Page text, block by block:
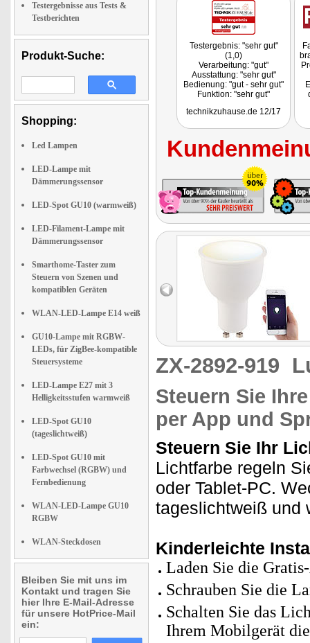
Testergebnisse aus Tests &
Testberichten
Produkt-Suche:
Shopping:
Led Lampen
LED-Lampe mit
Dämmerungssensor
LED-Spot GU10 (warmweiß)
LED-Filament-Lampe mit
Dämmerungssensor
Smarthome-Taster zum
Steuern von Szenen und
kompatiblen Geräten
WLAN-LED-Lampe E14 weiß
GU10-Lampe mit RGBW-
LEDs, für ZigBee-kompatible
Steuersysteme
LED-Lampe E27 mit 3
Helligkeitsstufen warmweiß
LED-Spot GU10
(tageslichtweiß)
LED-Spot GU10 mit
Farbwechsel (RGBW) und
Fernbedienung
WLAN-LED-Lampe GU10
RGBW
WLAN-Steckdosen
Bleiben Sie mit uns im
Kontakt und tragen Sie
hier Ihre E-Mail-Adresse
für unsere HotPrice-Mail
ein:
Testergebnis: "sehr gut"
(1,0)
Verarbeitung: "gut"
Ausstattung: "sehr gut"
Bedienung: "gut - sehr gut"
Funktion: "sehr gut"
Lampen haben sich im
technikzuhause.de 12/17
ZX-2892-919
Steuern Sie
per App und
Steuern Sie Ihr
Lichtfarbe regeln
oder Tablet-PC.
tageslichtweiß und
Kinderleichte
Laden Sie die
Schrauben Sie die
Schalten Sie das
Ihrem Mobilgerät